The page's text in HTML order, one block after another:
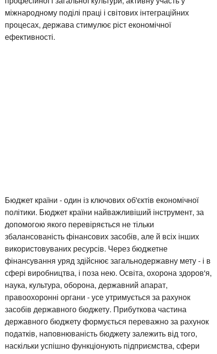
міжнародному поділі праці і світових інтеграційних
процесах, держава стимулює ріст економічної
ефективності.
Бюджет країни - один із ключових об'єктів економічної
політики. Бюджет країни найважливіший інструмент, за
допомогою якого перевіряється не тільки
збалансованість фінансових засобів, але й всіх інших
використовуваних ресурсів. Через бюджетне
фінансування уряд здійснює загальнодержавну мету - і в
сфері виробництва, і поза нею. Освіта, охорона здоров'я,
наука, культура, оборона, державний апарат,
правоохоронні органи - усе утримується за рахунок
засобів державного бюджету. Прибуткова частина
державного бюджету формується переважно за рахунок
податків, наповнюваність бюджету залежить від того,
наскільки успішно функціонують підприємства, сфери